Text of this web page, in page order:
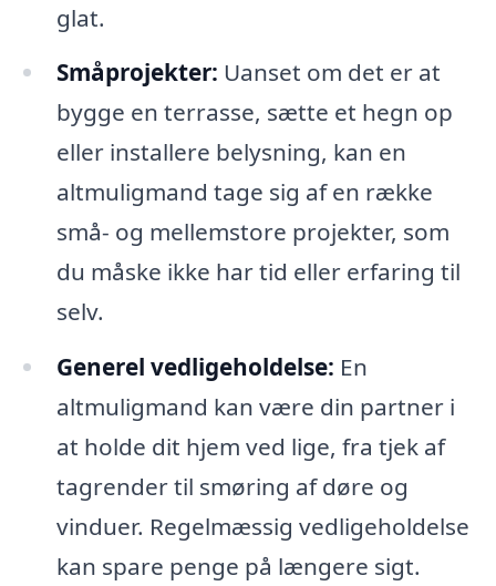
glat.
Småprojekter: Uanset om det er at
bygge en terrasse, sætte et hegn op
eller installere belysning, kan en
altmuligmand tage sig af en række
små- og mellemstore projekter, som
du måske ikke har tid eller erfaring til
selv.
Generel vedligeholdelse: En
altmuligmand kan være din partner i
at holde dit hjem ved lige, fra tjek af
tagrender til smøring af døre og
vinduer. Regelmæssig vedligeholdelse
kan spare penge på længere sigt.